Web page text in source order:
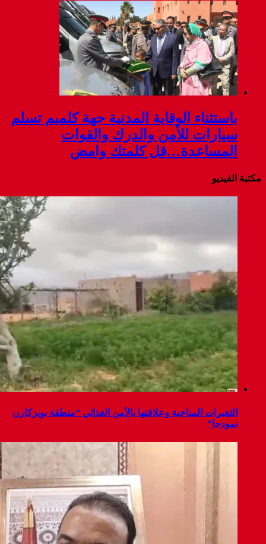
باستثناء الوقاية المدنية جهة كلميم تسلم
سيارات للأمن والدرك والقوات
المساعدة…قل كلمتك وامض
مكتبة الفيديو
التغيرات المناخية وعلاقتها بالأمن الغذائي “منطقة بويزكارن
نمودجا”